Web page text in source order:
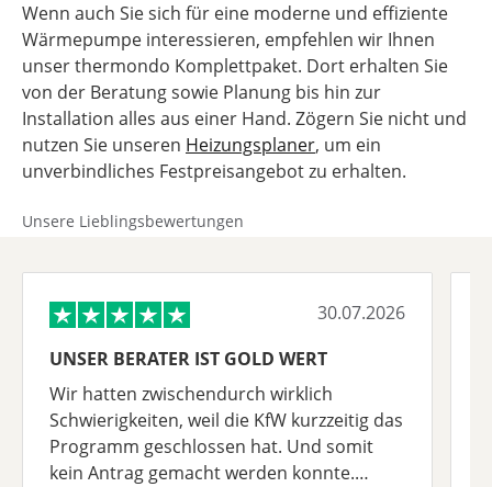
Wenn auch Sie sich für eine moderne und effiziente
Wärmepumpe interessieren, empfehlen wir Ihnen
unser thermondo Komplettpaket. Dort erhalten Sie
von der Beratung sowie Planung bis hin zur
Installation alles aus einer Hand. Zögern Sie nicht und
nutzen Sie unseren Heizungsplaner, um ein
unverbindliches Festpreisangebot zu erhalten.
Unsere Lieblingsbewertungen
30.07.2026
UNSER BERATER IST GOLD WERT
Wir hatten zwischendurch wirklich
Schwierigkeiten, weil die KfW kurzzeitig das
Programm geschlossen hat. Und somit
kein Antrag gemacht werden konnte.